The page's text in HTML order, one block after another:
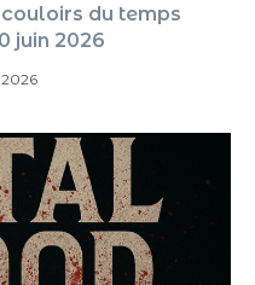
du temps
juin 2026